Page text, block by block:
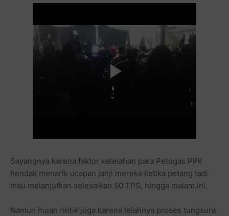
Sayangnya karena faktor kelelahan para Petugas PPK
hendak menarik ucapan janji mereka ketika petang tadi
mau melanjutkan selesaikan 50 TPS, hingga malam ini.
Namun hujan rintik juga karena lelahnya proses tungsura